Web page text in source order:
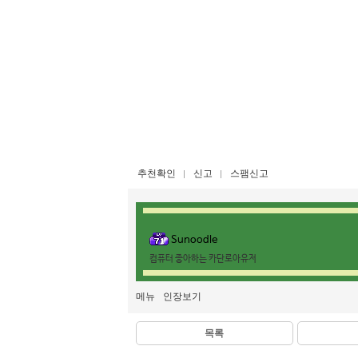
추천확인 신고 스팸신고
Sunoodle
컴퓨터 좋아하는 카단로아유저
메뉴 인장보기
목록